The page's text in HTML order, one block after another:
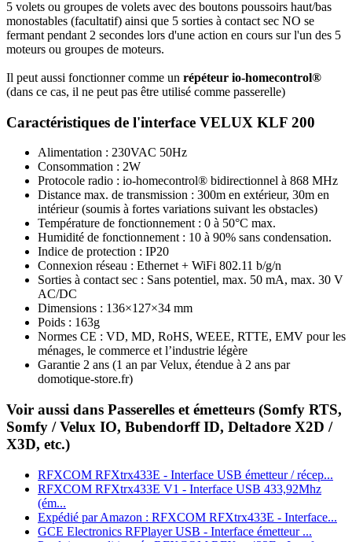
5 volets ou groupes de volets avec des boutons poussoirs haut/bas
monostables (facultatif) ainsi que 5 sorties à contact sec NO se
fermant pendant 2 secondes lors d'une action en cours sur l'un des 5
moteurs ou groupes de moteurs.
Il peut aussi fonctionner comme un répéteur io-homecontrol®
(dans ce cas, il ne peut pas être utilisé comme passerelle)
Caractéristiques de l'interface VELUX KLF 200
Alimentation : 230VAC 50Hz
Consommation : 2W
Protocole radio : io-homecontrol® bidirectionnel à 868 MHz
Distance max. de transmission : 300m en extérieur, 30m en
intérieur (soumis à fortes variations suivant les obstacles)
Température de fonctionnement : 0 à 50°C max.
Humidité de fonctionnement : 10 à 90% sans condensation.
Indice de protection : IP20
Connexion réseau : Ethernet + WiFi 802.11 b/g/n
Sorties à contact sec : Sans potentiel, max. 50 mA, max. 30 V
AC/DC
Dimensions : 136×127×34 mm
Poids : 163g
Normes CE : VD, MD, RoHS, WEEE, RTTE, EMV pour les
ménages, le commerce et l’industrie légère
Garantie 2 ans (1 an par Velux, étendue à 2 ans par
domotique-store.fr)
Voir aussi dans Passerelles et émetteurs (Somfy RTS,
Somfy / Velux IO, Bubendorff ID, Deltadore X2D /
X3D, etc.)
RFXCOM RFXtrx433E - Interface USB émetteur / récep...
RFXCOM RFXtrx433E V1 - Interface USB 433,92Mhz
(ém...
Expédié par Amazon : RFXCOM RFXtrx433E - Interface...
GCE Electronics RFPlayer USB - Interface émetteur ...